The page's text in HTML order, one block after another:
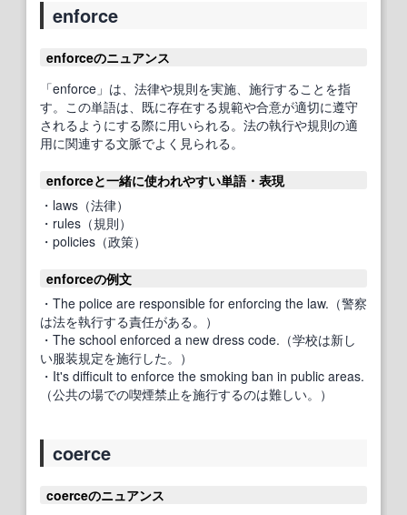
enforce
enforceのニュアンス
「enforce」は、法律や規則を実施、施行することを指
す。この単語は、既に存在する規範や合意が適切に遵守
されるようにする際に用いられる。法の執行や規則の適
用に関連する文脈でよく見られる。
enforceと一緒に使われやすい単語・表現
・laws（法律）
・rules（規則）
・policies（政策）
enforceの例文
・The police are responsible for enforcing the law.（警察
は法を執行する責任がある。）
・The school enforced a new dress code.（学校は新し
い服装規定を施行した。）
・It's difficult to enforce the smoking ban in public areas.
（公共の場での喫煙禁止を施行するのは難しい。）
coerce
coerceのニュアンス